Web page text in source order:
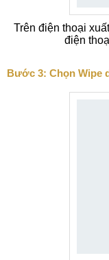
Trên điện thoại
điện
Bước 3: Chọn Wipe